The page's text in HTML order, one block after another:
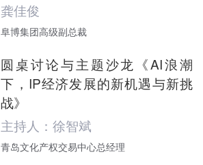
龚佳俊
阜博集团高级副总裁
圆桌讨论与主题沙龙《AI浪潮
下，IP经济发展的新机遇与新挑
战》
主持人：徐智斌
青岛文化产权交易中心总经理